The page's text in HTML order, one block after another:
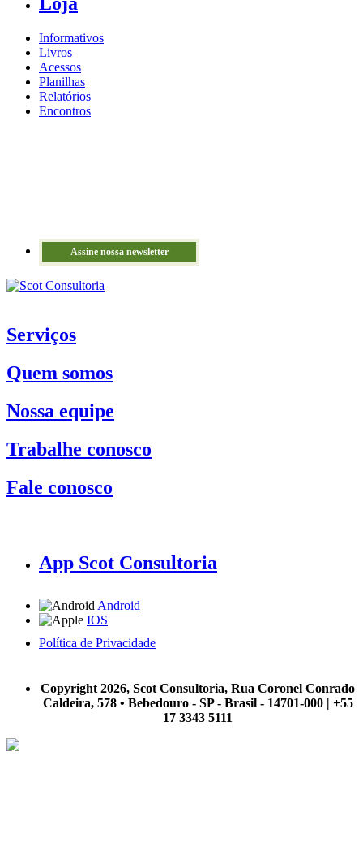
Informativos
Livros
Acessos
Planilhas
Relatórios
Encontros
Assine nossa newsletter
Serviços
Quem somos
Nossa equipe
Trabalhe conosco
Fale conosco
App Scot Consultoria
Android
IOS
Política de Privacidade
Copyright 2026, Scot Consultoria, Rua Coronel Conrado
Caldeira, 578 • Bebedouro - SP - Brasil - 14701-000 | +55
17 3343 5111